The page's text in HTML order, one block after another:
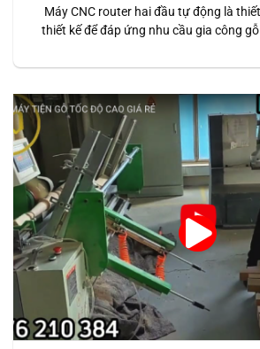
Máy CNC router hai đầu tự động là
thiết kế để đáp ứng nhu cầu gia công
cắt, máy giúp tăng gấp đôi năng suất